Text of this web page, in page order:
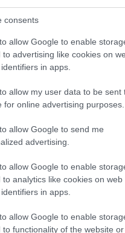
consents
allow Google to enable
to advertising like cookies on
in apps.
allow my user data to be sent
for online advertising purposes.
allow Google to send me
advertising.
allow Google to enable
to analytics like cookies on web
in apps.
allow Google to enable
to functionality of the website or
Aszalt
18.
amik akkor jók, ha
a cantuccini), és
hogy puhák és
sokkal jobb szavuk van
értitek, mit
aszalt…
és matcha
13.